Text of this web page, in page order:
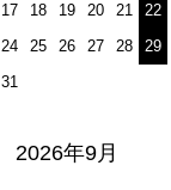
17 18 19 20 21
22
24 25 26 27 28
29
31
2026年9月